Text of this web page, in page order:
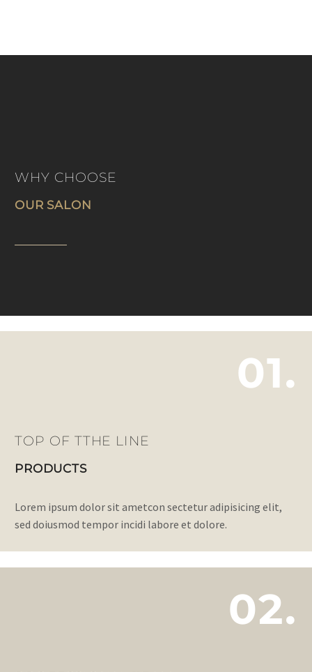
WHY CHOOSE
OUR SALON
01.
TOP OF TTHE LINE
PRODUCTS
Lorem ipsum dolor sit ametcon sectetur adipisicing elit,
sed doiusmod tempor incidi labore et dolore.
02.